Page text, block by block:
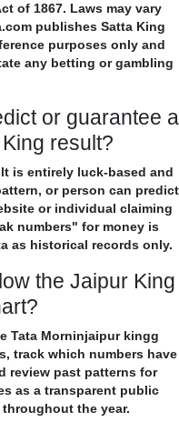
of 1867. Laws may vary
publishes Satta King
purposes only and
any betting or gambling
or guarantee a
result?
is entirely luck-based and
or person can predict
or individual claiming
numbers" for money is
as historical records only.
the Jaipur King
Tata Morninjaipur kingg
track which numbers have
review past patterns for
as a transparent public
the year.